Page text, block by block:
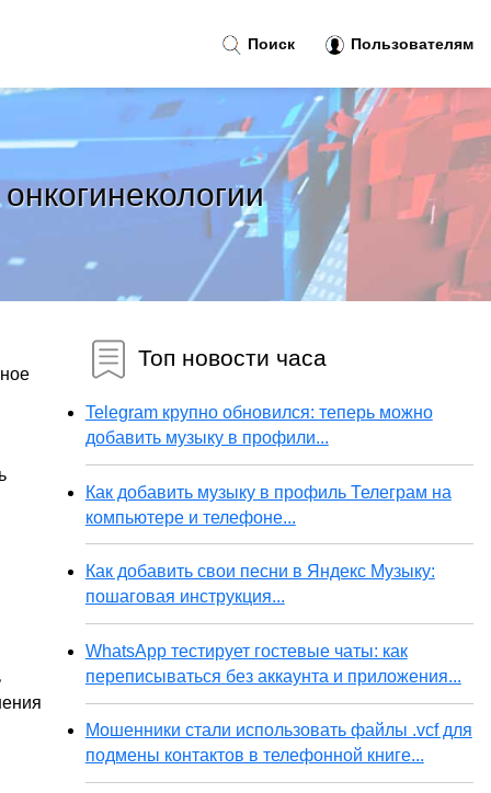
Топ новости часа
Telegram крупно обновился: теперь можно
добавить музыку в профили...
Как добавить музыку в профиль Телеграм на
компьютере и телефоне...
Как добавить свои песни в Яндекс Музыку:
пошаговая инструкция...
WhatsApp тестирует гостевые чаты: как
переписываться без аккаунта и приложения...
Мошенники стали использовать файлы .vcf для
подмены контактов в телефонной книге...
Поиск Пользователям